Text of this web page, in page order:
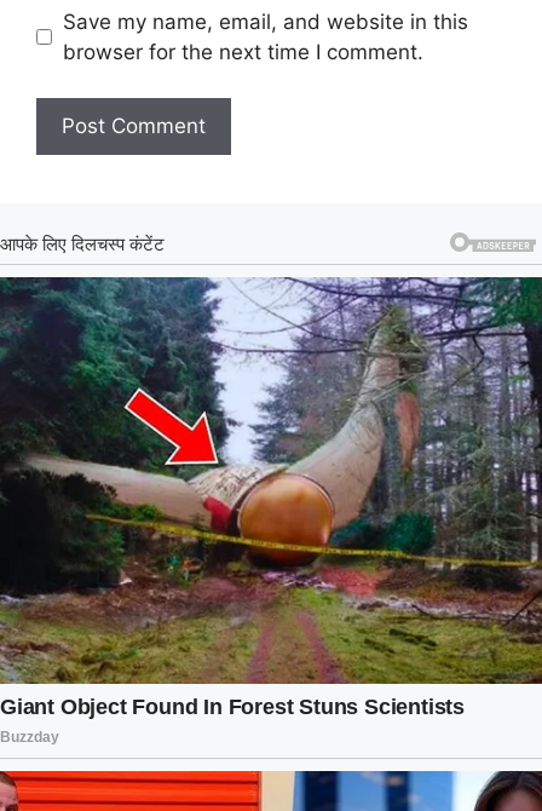
Save my name, email, and website in this
browser for the next time I comment.